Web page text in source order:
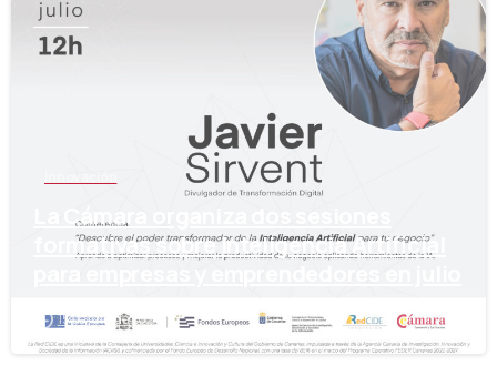
La Cámara organiza dos sesiones
formativas sobre Inteligencia Artificial
15 de julio de 2024